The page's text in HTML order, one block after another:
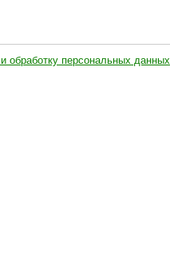
обработку персональных данных